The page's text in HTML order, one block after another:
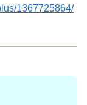
1367725864/